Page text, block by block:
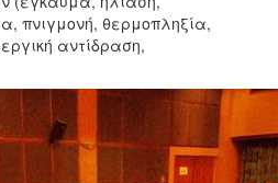
πνιγμονή, θερμοπληξία,
αντίδραση,